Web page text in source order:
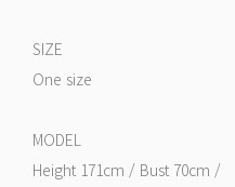
SIZE
One size
MODEL
Height 171cm / Bust 70cm /